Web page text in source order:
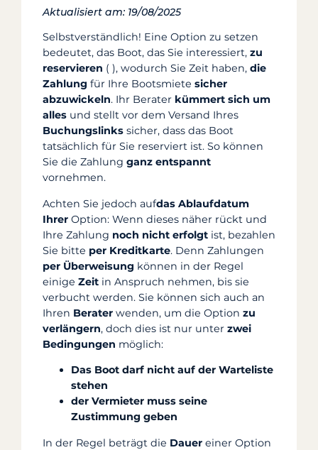
Aktualisiert am: 19/08/2025
Selbstverständlich! Eine Option zu setzen
bedeutet, das Boot, das Sie interessiert, zu
reservieren ( ), wodurch Sie Zeit haben, die
Zahlung für Ihre Bootsmiete sicher
abzuwickeln. Ihr Berater kümmert sich um
alles und stellt vor dem Versand Ihres
Buchungslinks sicher, dass das Boot
tatsächlich für Sie reserviert ist. So können
Sie die Zahlung ganz entspannt
vornehmen.
Achten Sie jedoch aufdas Ablaufdatum
Ihrer Option: Wenn dieses näher rückt und
Ihre Zahlung noch nicht erfolgt ist, bezahlen
Sie bitte per Kreditkarte. Denn Zahlungen
per Überweisung können in der Regel
einige Zeit in Anspruch nehmen, bis sie
verbucht werden. Sie können sich auch an
Ihren Berater wenden, um die Option zu
verlängern, doch dies ist nur unter zwei
Bedingungen möglich:
Das Boot darf nicht auf der Warteliste
stehen
der Vermieter muss seine
Zustimmung geben
In der Regel beträgt die Dauer einer Option